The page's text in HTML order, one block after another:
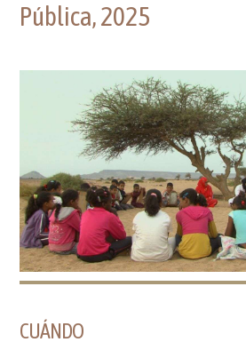
Pública, 2025
CUÁNDO